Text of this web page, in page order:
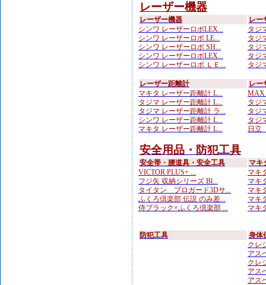
レーザー機器
レーザー機器
シンワ レーザーロボLEX...
シンワ レーザーロボ LE...
シンワ レーザーロボ SH...
シンワ レーザーロボLEX...
シンワ レーザーロボ ＬＥ...
レー
タジ
タジ
タジ
タジ
タジ
レーザー距離計
マキタ レーザー距離計 L...
タジマ レーザー距離計 L...
タジマ レーザー距離計 ラ...
シンワ レーザー距離計 L...
マキタ レーザー距離計 L...
レー
MAX
タジ
タジ
タジ
日
安全用品・防犯工具
安全帯・腰道具・安全工具
VICTOR PLUS+ ...
フジ矢 収納シリーズ Bl...
タイタン プロガード3Dサ...
ふくろ倶楽部 伝説 のみ差...
侍ブラック×ふくろ倶楽部 ...
マキ
マキ
マキ
マキ
マキ
マキ
防犯工具
身体
クレ
アス
クレ
アス
アス